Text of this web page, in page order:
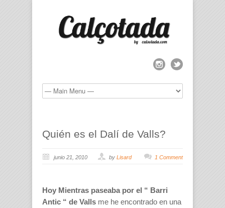
Quién es el Dalí de Valls?
junio 21, 2010 by Lisard 1 Comment
Hoy Mientras paseaba por el “ Barri
Antic “ de Valls me he encontrado en una